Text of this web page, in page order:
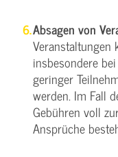
Absagen von
Veranstaltungen
insbesondere
geringer
werden. Im Fall
Gebühren voll
Ansprüche